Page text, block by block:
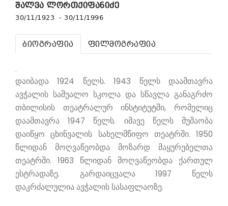
შალვა ლორთქიფანიძე
30/11/1923 - 30/11/1996
ბიოგრაფია ფილმოგრაფია
.
დაიბადა 1924 წელს. 1943 წელს დაამთავრა
ავჭალის საშუალო სკოლა და სწავლა განაგრძო
თბილისის თეატრალურ ინსტიტუტში, რომელიც
დაამთავრა 1947 წელს. იმავე წელს მუშაობა
დაიწყო ცხინვალის სახელმწიფო თეატრში. 1950
წლიდან მოღვაწეობდა მოზარდ მაყურებელთა
თეატრში. 1963 წლიდან მოღვაწეობდა ქართულ
ესტრადაზე. გარდაიცვალა 1997 წელს
დაკრძალულია ავჭალის სასაფლაოზე.